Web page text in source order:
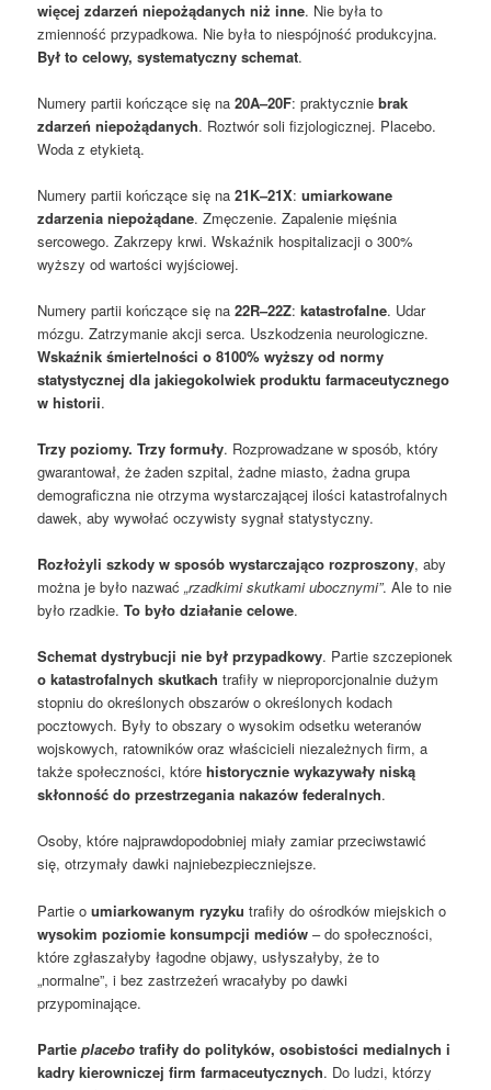
więcej zdarzeń niepożądanych niż inne. Nie była to
zmienność przypadkowa. Nie była to niespójność produkcyjna.
Był to celowy, systematyczny schemat.
Numery partii kończące się na20A–20F: praktyczniebrak
zdarzeń niepożądanych. Roztwór soli fizjologicznej. Placebo.
Woda z etykietą.
Numery partii kończące się na21K–21X:umiarkowane
zdarzenia niepożądane. Zmęczenie. Zapalenie mięśnia
sercowego. Zakrzepy krwi. Wskaźnik hospitalizacji o 300%
wyższy od wartości wyjściowej.
Numery partii kończące się na22R–22Z:katastrofalne. Udar
mózgu. Zatrzymanie akcji serca. Uszkodzenia neurologiczne.
Wskaźnik śmiertelności o 8100% wyższy od normy
statystycznej dla jakiegokolwiek produktu farmaceutycznego
w historii.
Trzy poziomy. Trzy formuły. Rozprowadzane w sposób, który
gwarantował, że żaden szpital, żadne miasto, żadna grupa
demograficzna nie otrzyma wystarczającej ilości katastrofalnych
dawek, aby wywołać oczywisty sygnał statystyczny.
Rozłożyli szkody w sposób wystarczająco rozproszony, aby
można je było nazwać„rzadkimi skutkami ubocznymi”. Ale to nie
było rzadkie.To było działanie celowe.
Schemat dystrybucji nie był przypadkowy. Partie szczepionek
o katastrofalnych skutkach trafiły w nieproporcjonalnie dużym
stopniu do określonych obszarów o określonych kodach
pocztowych. Były to obszary o wysokim odsetku weteranów
wojskowych, ratowników oraz właścicieli niezależnych firm, a
także społeczności, którehistorycznie wykazywały niską
skłonność do przestrzegania nakazów federalnych.
Osoby, które najprawdopodobniej miały zamiar przeciwstawić
się, otrzymały dawki najniebezpieczniejsze.
Partie oumiarkowanym ryzyku trafiły do ośrodków miejskich o
wysokim poziomie konsumpcji mediów – do społeczności,
które zgłaszałyby łagodne objawy, usłyszałyby, że to
„normalne”, i bez zastrzeżeń wracałyby po dawki
przypominające.
Partieplacebo trafiły do polityków, osobistości medialnych i
kadry kierowniczej firm farmaceutycznych. Do ludzi, którzy